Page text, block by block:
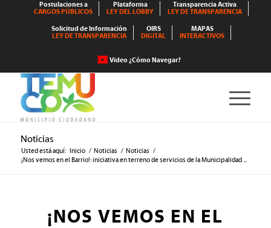
Postulaciones a
CARGOS PÚBLICOS
Plataforma
LEY DEL LOBBY
Transparencia Activa
LEY DE TRANSPARENCIA
Solicitud de Información
LEY DE TRANSPARENCIA
OIRS
DIGITAL
MAPAS
INTERACTIVOS
Video ¿Cómo Navegar?
Noticias
Usted está aquí: Inicio / Noticias / Noticias /
¡Nos vemos en el Barrio!: iniciativa en terreno de servicios de la Municipalidad ...
¡NOS VEMOS EN EL